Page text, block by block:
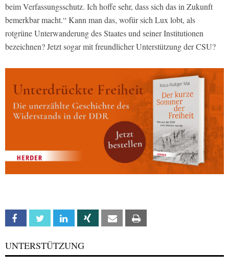
beim Verfassungsschutz. Ich hoffe sehr, dass sich das in Zukunft
bemerkbar macht.“ Kann man das, wofür sich Lux lobt, als
rotgrüne Unterwanderung des Staates und seiner Institutionen
bezeichnen? Jetzt sogar mit freundlicher Unterstützung der CSU?
Facebook Twitter Linkedin Xing Email
UNTERSTÜTZUNG